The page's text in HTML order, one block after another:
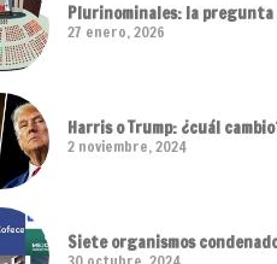
Plurinominales: la pregunta
27 enero, 2026
Harris o Trump: ¿cuál
2 noviembre, 2024
Siete organismos